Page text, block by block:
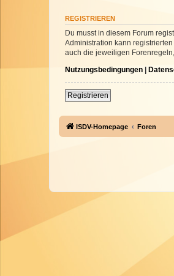
REGISTRIEREN
Du musst in diesem Forum
Administration kann
auch die jeweiligen
Nutzungsbedingungen |
Registrieren
ISDV-Homepage Foren